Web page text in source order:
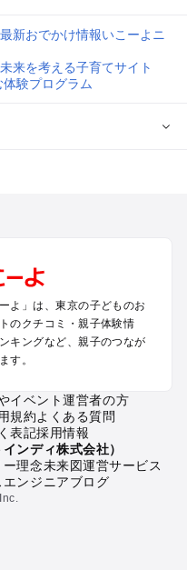
お出かけ
丘のプールお出かけ
神井のプールお出かけ
のプールお出かけ
・月島のプールお出かけ
留米のプールお出かけ
かけ
プールお出かけ
け
よ」は、東京の子どものお
のクチコミ・親子体験情
キングなど、親子のつなが
す。
イベント運営者の方
規約よくある質問
表記採用情報
ンディ株式会社）
ー理念未来図運営サービス
エンジニアブログ